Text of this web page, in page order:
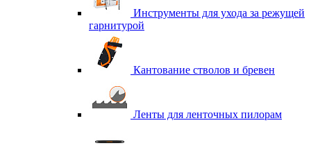
Инструменты для ухода за режущей
гарнитурой
Кантование стволов и бревен
Ленты для ленточных пилорам